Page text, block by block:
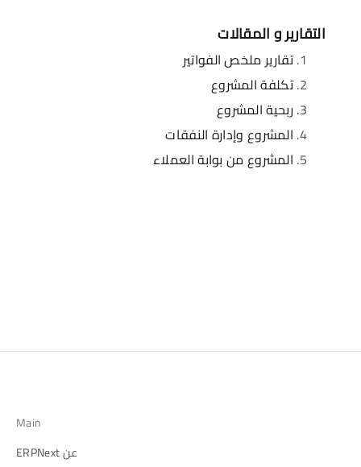
التقارير و المقالات
تقارير ملخص الفواتير
تكلفة المشروع
ربحية المشروع
المشروع وإدارة النفقات
المشروع من بوابة العملاء
Main
عن ERPNext